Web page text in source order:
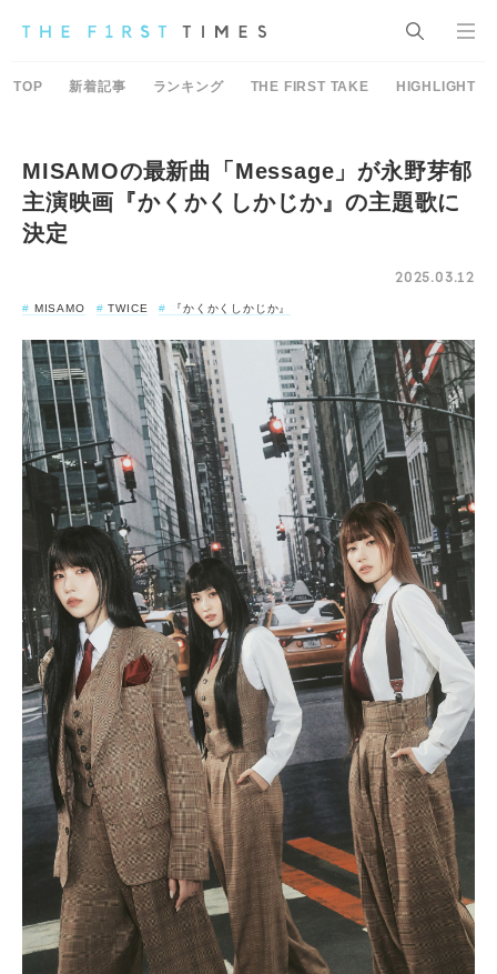
TOP 新着記事 ランキング THE FIRST TAKE HIGHLIGHT
MISAMOの最新曲「Message」が永野芽郁
主演映画『かくかくしかじか』の主題歌に
決定
2025.03.12
MISAMO TWICE 『かくかくしかじか』